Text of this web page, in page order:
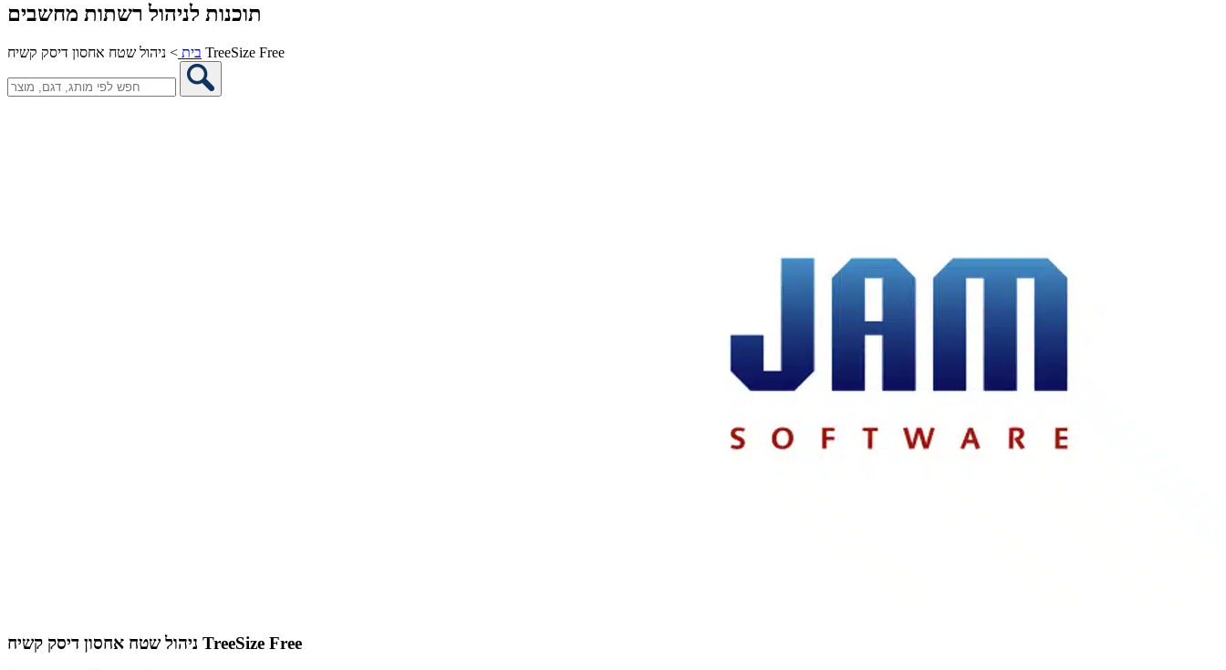
תוכנות לניהול רשתות מחשבים
בית > ניהול שטח אחסון דיסק קשיח TreeSize Free
ניהול שטח אחסון דיסק קשיח TreeSize Free